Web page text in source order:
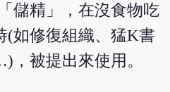
儲精」，在沒食物吃
(如修復組織、猛K書
，被提出來使用。